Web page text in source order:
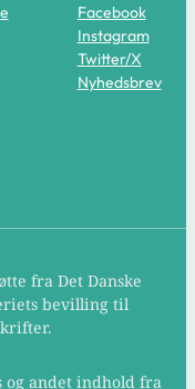
Facebook
Instagram
Twitter/X
Nyhedsbrev
fra Det Danske
bevilling til
og andet indhold fra